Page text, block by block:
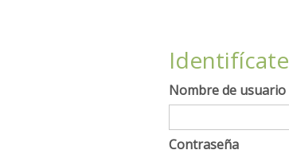
Identifícate
Nombre de usuario
Contraseña